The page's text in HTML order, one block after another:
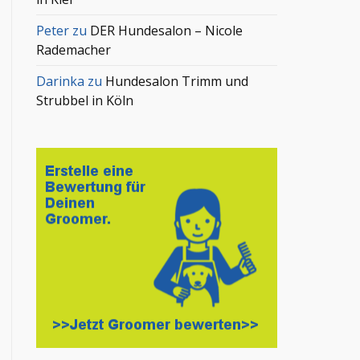
Peter zu DER Hundesalon – Nicole
Rademacher
Darinka zu Hundesalon Trimm und
Strubbel in Köln